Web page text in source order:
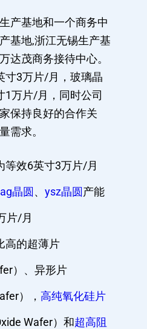
产基地和一个商务中
基地,浙江无锡生产基
达茂商务接待中心。
寸3万片/月，玻璃晶
1万片/月，同时公司
保持良好的合作关
需求。
等效6英寸3万片/月
晶圆 、 ysz晶圆 产能
片/月
高的超薄片
）、异形片
）， 高纯氧化硅片
Wafer）和超高阻